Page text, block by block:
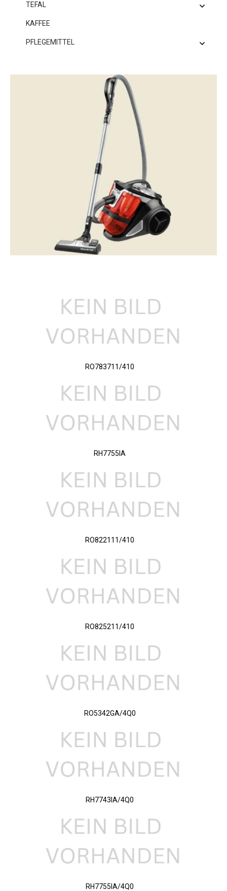
TEFAL
KAFFEE
PFLEGEMITTEL
RO783711/410
RH7755IA
RO822111/410
RO825211/410
RO5342GA/4Q0
RH7743IA/4Q0
RH7755IA/4Q0